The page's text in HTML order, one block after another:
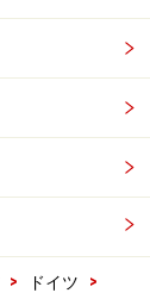
> ドイツ
>